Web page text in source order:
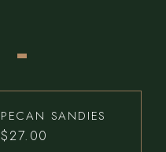
PECAN SANDIES
$27.00